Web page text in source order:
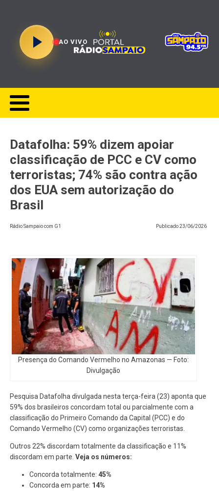
AO VIVO
Datafolha: 59% dizem apoiar
classificação de PCC e CV como
terroristas; 74% são contra ação
dos EUA sem autorização do
Brasil
Rádio Sampaio com G1 Publicado23/06/2026
Presença do Comando Vermelho no Amazonas — Foto:
Divulgação
Pesquisa Datafolha divulgada nesta terça-feira (23) aponta que
59% dos brasileiros concordam total ou parcialmente com a
classificação do Primeiro Comando da Capital (PCC) e do
Comando Vermelho (CV) como organizações terroristas.
Outros 22% discordam totalmente da classificação e 11%
discordam em parte. Veja os números:
Concorda totalmente: 45%
Concorda em parte: 14%